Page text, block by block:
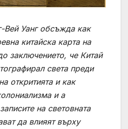
Вей Уанг обсъжда как
китайска карта на
заключението, че Китай
света преди
откритията и как
и a
записите на световната
да влияят върху